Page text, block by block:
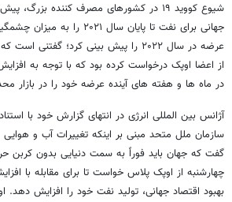
شیوع کووید ۱۹ در کشورهای مصرف کننده
جهانی برای نفت تا پایان سال
عرضه در سال ۲۰۲۲ را پیش بینی کرد؛
از اعضا اوپک درخواست کرده بود که با توجه به
در ماه ها و هفته های آینده عرضه خود را در بازار
آژانس بین المللی انرژی در انتهای گزارش خود با
سازمان ملل متحد مبنی بر اینکه تغییرات آب و
گفت که جهان باید فوراً به سمت دنیایی بدون کربن
چهارشنبه از اوپک پلاس خواست تا برای مقابله با